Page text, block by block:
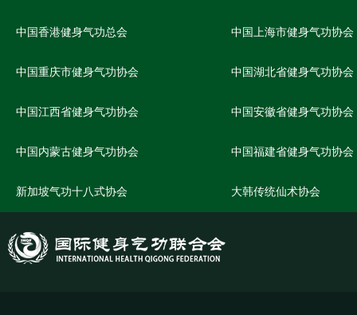
中国香港健身气功总会 中国上海市健身气功协会
中国重庆市健身气功协会 中国湖北省健身气功协会
中国江西省健身气功协会 中国安徽省健身气功协会
中国内蒙古健身气功协会 中国福建省健身气功协会
新加坡气功十八式协会 大韩传统仙术协会